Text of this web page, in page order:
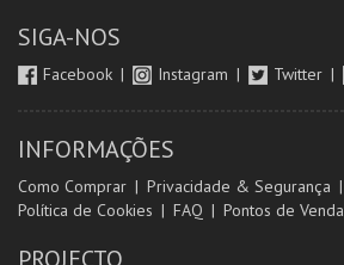
SIGA-NOS
Facebook Instagram Twitter
INFORMAÇÕES
Como Comprar Privacidade & Segurança
Política de Cookies
FAQ Pontos de Venda